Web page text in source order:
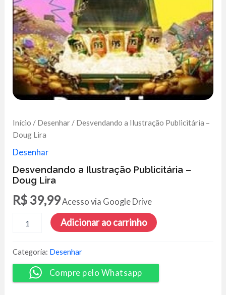
Início / Desenhar / Desvendando a Ilustração Publicitária –
Doug Lira
Desenhar
Desvendando a Ilustração Publicitária –
Doug Lira
R$ 39,99Acesso via Google Drive
Desvendando
Publicitária
-
Doug
Adicionar ao carrinho
Categoria: Desenhar
Compre pelo Whatsapp